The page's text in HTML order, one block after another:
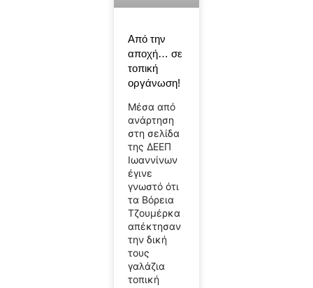
Από την
αποχή… σε
τοπική
οργάνωση!
Μέσα από
ανάρτηση
στη σελίδα
της ΔΕΕΠ
Ιωαννίνων
έγινε
γνωστό ότι
τα Βόρεια
Τζουμέρκα
απέκτησαν
την δική
τους
γαλάζια
τοπική